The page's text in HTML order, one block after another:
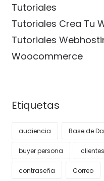
Tutoriales
Tutoriales Crea Tu
Tutoriales
Woocommerce
Etiquetas
audiencia Base de
buyer persona clientes
contraseña Correo